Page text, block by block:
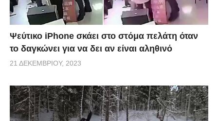
Ψεύτικο iPhone σκάει στο στόμα πελάτη όταν
το δαγκώνει για να δει αν είναι αληθινό
21 ΔΕΚΕΜΒΡΊΟΥ, 2023